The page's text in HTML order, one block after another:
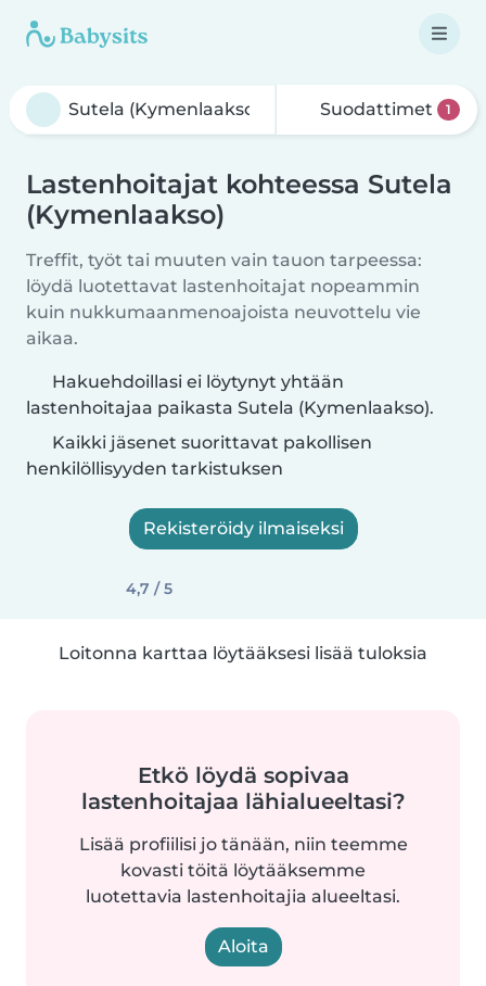
Suodattimet 1
Lastenhoitajat kohteessa Sutela
(Kymenlaakso)
Treffit, työt tai muuten vain tauon tarpeessa:
löydä luotettavat lastenhoitajat nopeammin
kuin nukkumaanmenoajoista neuvottelu vie
aikaa.
Hakuehdoillasi ei löytynyt yhtään
lastenhoitajaa paikasta Sutela (Kymenlaakso).
Kaikki jäsenet suorittavat pakollisen
henkilöllisyyden tarkistuksen
Rekisteröidy ilmaiseksi
4,7 / 5
Loitonna karttaa löytääksesi lisää tuloksia
Etkö löydä sopivaa
lastenhoitajaa lähialueeltasi?
Lisää profiilisi jo tänään, niin teemme
kovasti töitä löytääksemme
luotettavia lastenhoitajia alueeltasi.
Aloita